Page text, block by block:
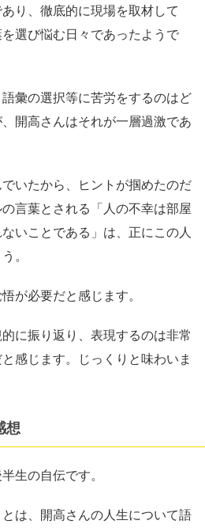
り、徹底的に現場を取材して
選び悩む日々であったようで
彙の選択等に苦労をするのはど
開高さんはそれが一層過激であ
いたから、ヒントが掴めたのだ
言葉とされる「人の不幸は部屋
いことである」は、正にこの人
。
が必要だと感じます。
に振り返り、表現するのは非常
感じます。じっくりと味わいま
想
生の自伝です。
は、開高さんの人生について語